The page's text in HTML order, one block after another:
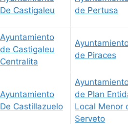
De Castigaleu
de Pertusa
Ayuntamiento
de Castigaleu
Centralita
de Piraces
Ayuntamiento
De Castillazuelo
de Plan
Local Menor
Serveto